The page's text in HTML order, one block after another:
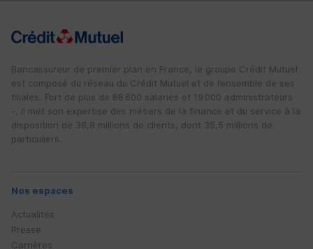
Bancassureur de premier plan en France, le groupe Crédit Mutuel
est composé du réseau du Crédit Mutuel et de l’ensemble de ses
filiales. Fort de plus de 88 600 salariés et 19 000 administrateurs
-, il met son expertise des métiers de la finance et du service à la
disposition de 38,8 millions de clients, dont 35,5 millions de
particuliers.
Nos espaces
Actualités
Presse
Carrières